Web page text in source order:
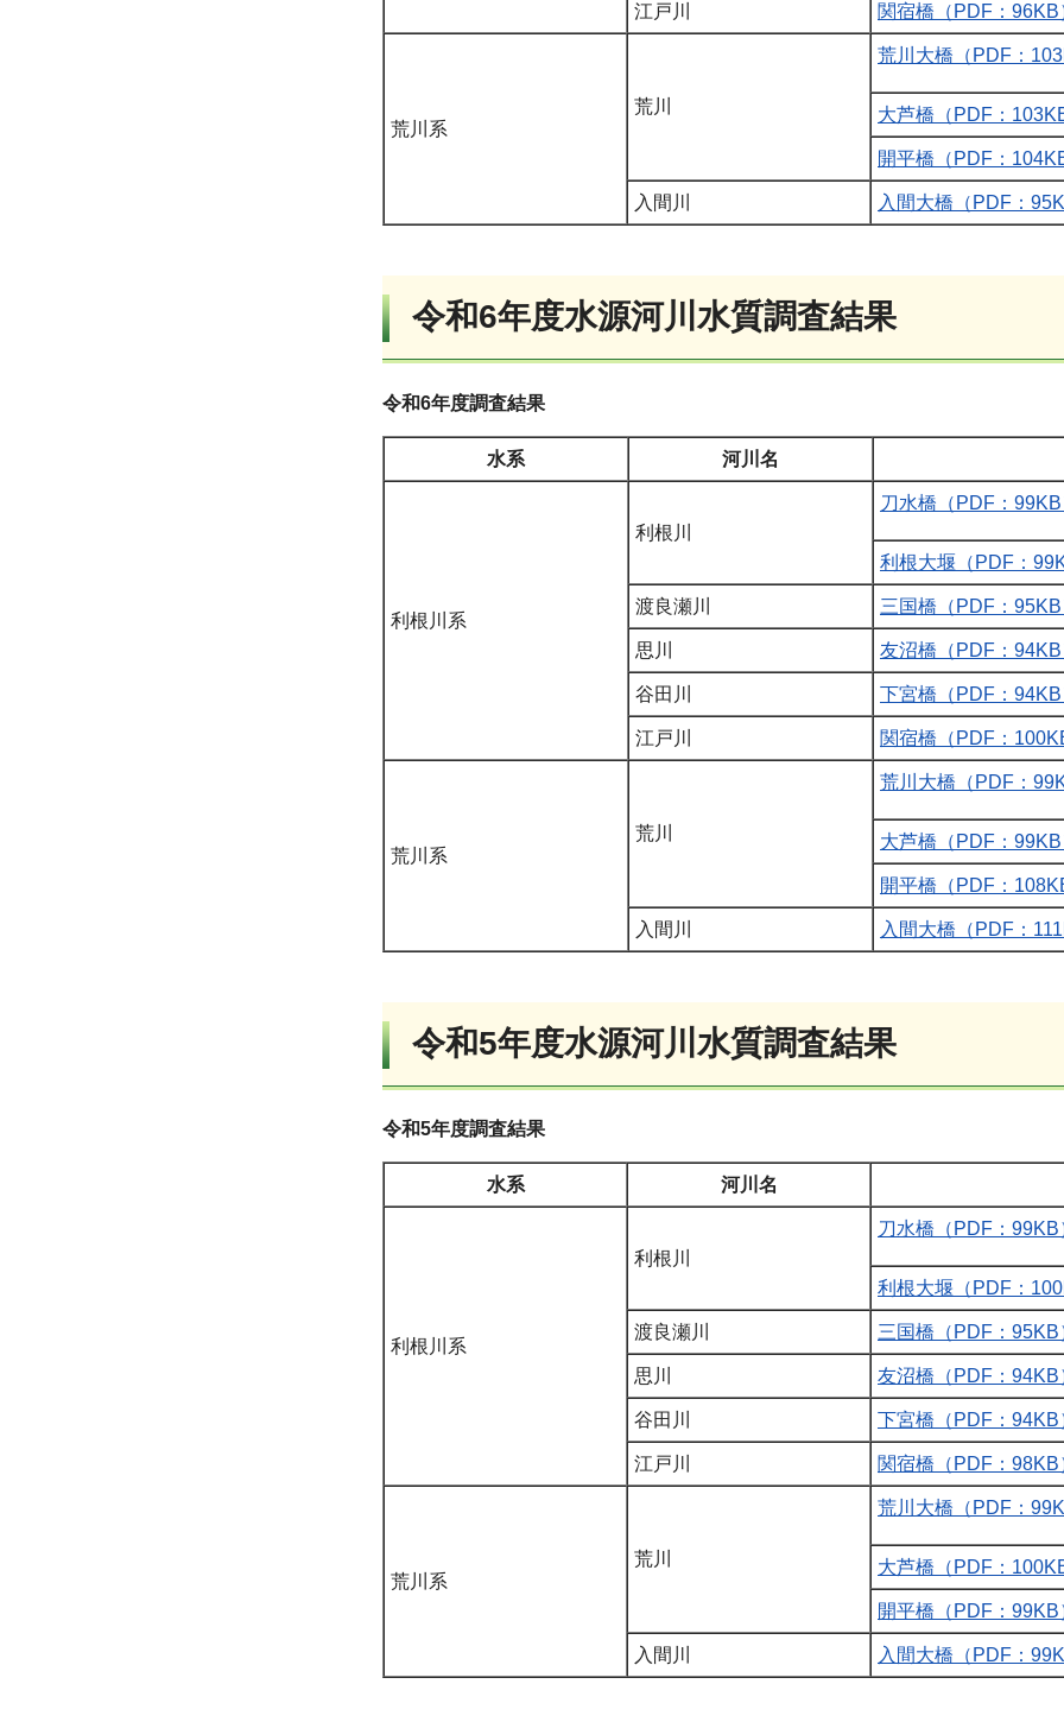
江戸川 関宿橋（PDF：96KB
荒川系
荒川
荒川大橋（PDF：
大芦橋（PDF：103KB
開平橋（PDF：
入間川 入間大橋（PDF：
令和6年度水源河川水質調査結果
令和6年度調査結果
水系 河川名
利根川系
利根川
刀水橋（PDF：99KB
利根大堰（PDF：
渡良瀬川 三国橋（PDF：95KB
思川 友沼橋（PDF：94KB
谷田川 下宮橋（PDF：94KB
江戸川 関宿橋（PDF：
荒川系
荒川
荒川大橋（PDF：
大芦橋（PDF：99KB
開平橋（PDF：
入間川 入間大橋（PDF：
令和5年度水源河川水質調査結果
令和5年度調査結果
水系 河川名
利根川系
利根川
刀水橋（PDF：99KB
利根大堰（PDF：
渡良瀬川 三国橋（PDF：95KB
思川 友沼橋（PDF：94KB
谷田川 下宮橋（PDF：94KB
江戸川 関宿橋（PDF：98KB
荒川系
荒川
荒川大橋（PDF：
大芦橋（PDF：100KB
開平橋（PDF：99KB
入間川 入間大橋（PDF：